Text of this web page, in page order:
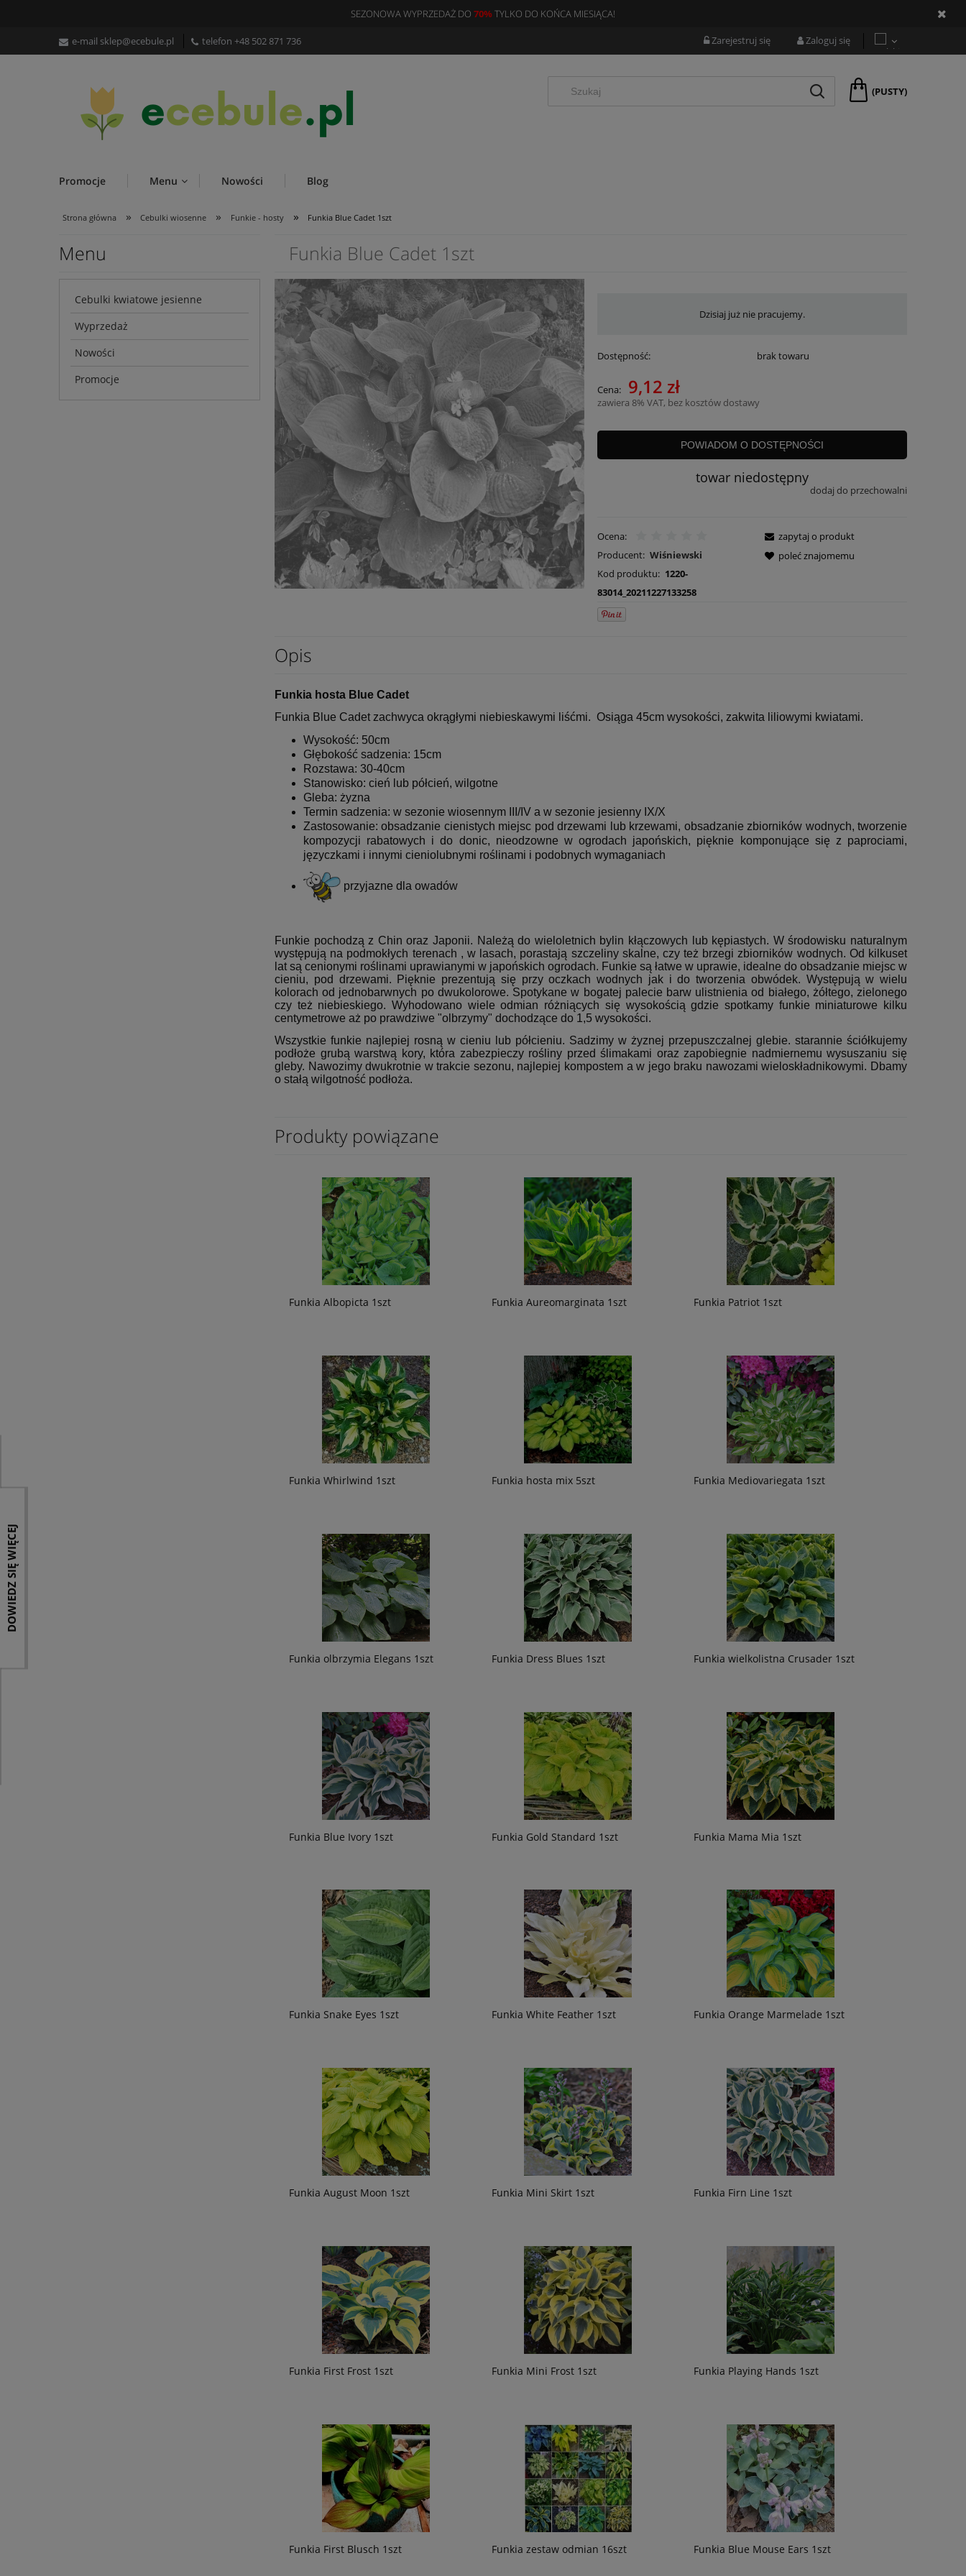
SEZONOWA WYPRZEDAŻ DO 70%TYLKO DO KOŃCA MIESIĄCA!
e-mail sklep@ecebule.pl telefon +48 502 871 736 Zarejestruj się Zaloguj się
(PUSTY)
Promocje Menu Nowości Blog
Strona główna » Cebulki wiosenne » Funkie - hosty » Funkia Blue Cadet 1szt
Menu
Cebulki kwiatowe jesienne
Wyprzedaż
Nowości
Promocje
Funkia Blue Cadet 1szt
Dzisiaj już nie pracujemy.
Dostępność: brak towaru
Cena: 9,12 zł
zawiera 8% VAT, bez kosztów dostawy
POWIADOM O DOSTĘPNOŚCI
towar niedostępny
dodaj do przechowalni
Ocena:
Producent: Wiśniewski
Kod produktu: 1220-
83014_20211227133258
zapytaj o produkt
poleć znajomemu
Opis
Funkia hosta Blue Cadet
Funkia Blue Cadet zachwyca okrągłymi niebieskawymi liśćmi. Osiąga 45cm wysokości, zakwita liliowymi kwiatami.
Wysokość: 50cm
Głębokość sadzenia: 15cm
Rozstawa: 30-40cm
Stanowisko: cień lub półcień, wilgotne
Gleba: żyzna
Termin sadzenia: w sezonie wiosennym III/IV a w sezonie jesienny IX/X
Zastosowanie: obsadzanie cienistych miejsc pod drzewami lub krzewami, obsadzanie zbiorników wodnych, tworzenie
kompozycji rabatowych i do donic, nieodzowne w ogrodach japońskich, pięknie komponujące się z paprociami,
języczkami i innymi cieniolubnymi roślinami i podobnych wymaganiach
przyjazne dla owadów
Funkie pochodzą z Chin oraz Japonii. Należą do wieloletnich bylin kłączowych lub kępiastych. W środowisku naturalnym
występują na podmokłych terenach , w lasach, porastają szczeliny skalne, czy też brzegi zbiorników wodnych. Od kilkuset
lat są cenionymi roślinami uprawianymi w japońskich ogrodach. Funkie są łatwe w uprawie, idealne do obsadzanie miejsc w
cieniu, pod drzewami. Pięknie prezentują się przy oczkach wodnych jak i do tworzenia obwódek. Występują w wielu
kolorach od jednobarwnych po dwukolorowe. Spotykane w bogatej palecie barw ulistnienia od białego, żółtego, zielonego
czy też niebieskiego. Wyhodowano wiele odmian różniących się wysokością gdzie spotkamy funkie miniaturowe kilku
centymetrowe aż po prawdziwe "olbrzymy" dochodzące do 1,5 wysokości.
Wszystkie funkie najlepiej rosną w cieniu lub półcieniu. Sadzimy w żyznej przepuszczalnej glebie. starannie ściółkujemy
podłoże grubą warstwą kory, która zabezpieczy rośliny przed ślimakami oraz zapobiegnie nadmiernemu wysuszaniu się
gleby. Nawozimy dwukrotnie w trakcie sezonu, najlepiej kompostem a w jego braku nawozami wieloskładnikowymi. Dbamy
o stałą wilgotność podłoża.
Produkty powiązane
Funkia Albopicta 1szt Funkia Aureomarginata 1szt Funkia Patriot 1szt
Funkia Whirlwind 1szt Funkia hosta mix 5szt Funkia Mediovariegata 1szt
Funkia olbrzymia Elegans 1szt Funkia Dress Blues 1szt Funkia wielkolistna Crusader 1szt
Funkia Blue Ivory 1szt Funkia Gold Standard 1szt Funkia Mama Mia 1szt
Funkia Snake Eyes 1szt Funkia White Feather 1szt Funkia Orange Marmelade 1szt
Funkia August Moon 1szt Funkia Mini Skirt 1szt Funkia Firn Line 1szt
Funkia First Frost 1szt Funkia Mini Frost 1szt Funkia Playing Hands 1szt
Funkia First Blusch 1szt Funkia zestaw odmian 16szt Funkia Blue Mouse Ears 1szt
DOWIEDZ SIĘ WIĘCEJ